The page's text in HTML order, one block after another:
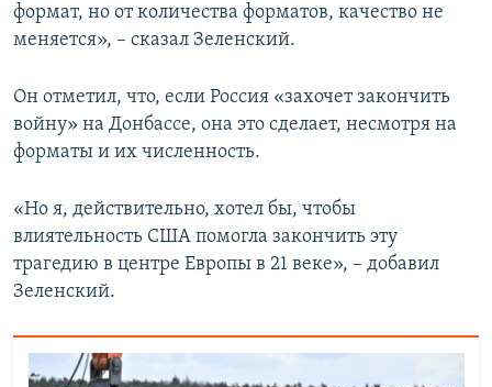
формат, но от количества форматов, качество не
меняется», – сказал Зеленский.
Он отметил, что, если Россия «захочет закончить
войну» на Донбассе, она это сделает, несмотря на
форматы и их численность.
«Но я, действительно, хотел бы, чтобы
влиятельность США помогла закончить эту
трагедию в центре Европы в 21 веке», – добавил
Зеленский.